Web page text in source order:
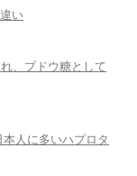
い
、ブドウ糖として
人に多いハプロタ